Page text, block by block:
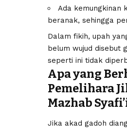
Ada kemungkinan
beranak, sehingga
Dalam fikih, upah
belum wujud disebut
seperti ini tidak
Apa yang
Pemelihara
Mazhab
Jika akad gadoh